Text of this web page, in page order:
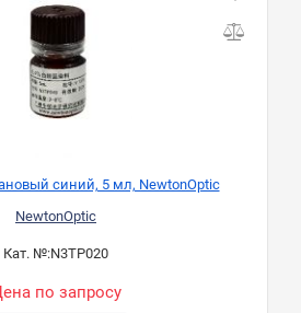
синий, 5 мл, NewtonOptic
NewtonOptic
Кат. №:N3TP020
по запросу